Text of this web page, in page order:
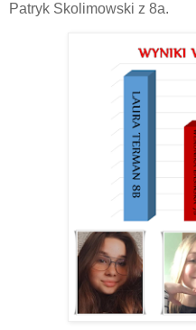
Patryk Skolimowski z 8a.